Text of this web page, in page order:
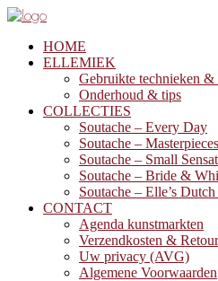
HOME
ELLEMIEK
Gebruikte technieken &
Onderhoud & tips
COLLECTIES
Soutache – Every Day
Soutache – Masterpieces
Soutache – Small
Soutache – Bride &
Soutache – Elle’s
CONTACT
Agenda kunstmarkten
Verzendkosten &
Uw privacy (AVG)
Algemene Voorwaarden